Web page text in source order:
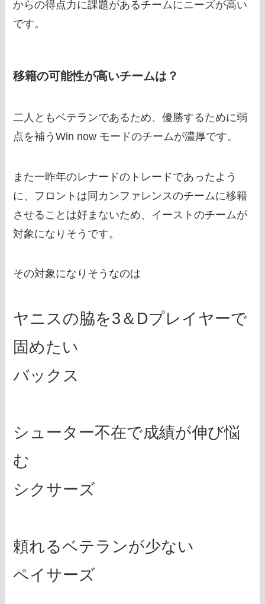
からの得点力に課題があるチームにニーズが高い
です。
移籍の可能性が高いチームは？
二人ともベテランであるため、優勝するために弱
点を補うWin now モードのチームが濃厚です。
また一昨年のレナードのトレードであったよう
に、フロントは同カンファレンスのチームに移籍
させることは好まないため、イーストのチームが
対象になりそうです。
その対象になりそうなのは
ヤニスの脇を3＆Dプレイヤーで
固めたい
バックス
シューター不在で成績が伸び悩
む
シクサーズ
頼れるベテランが少ない
ペイサーズ